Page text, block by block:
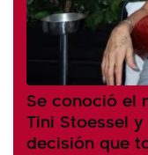
Se conoció el
Tini Stoessel
decisión que